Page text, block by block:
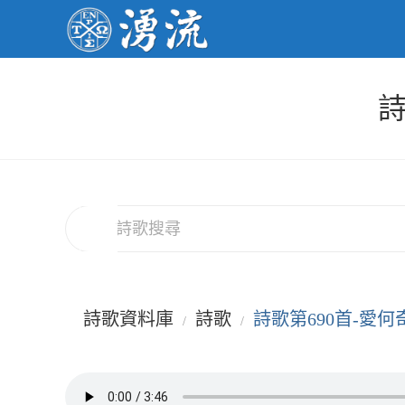
content
詩歌資料庫 詩歌 詩歌第690首-愛何